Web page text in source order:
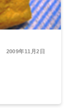
2009年11月2日